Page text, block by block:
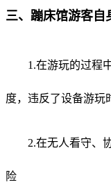
三、蹦床馆游客自
1.在游玩的过程
度，违反了设备游玩
2.在无人看守、
险